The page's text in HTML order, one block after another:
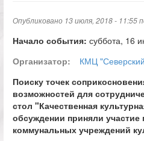
Опубликовано 13 июля, 2018 - 11:55
Начало события: суббота, 16
Организатор:
КМЦ
Поиску точек
возможностей для
стол "Качественная
обсуждении приняли
коммунальных учреждений